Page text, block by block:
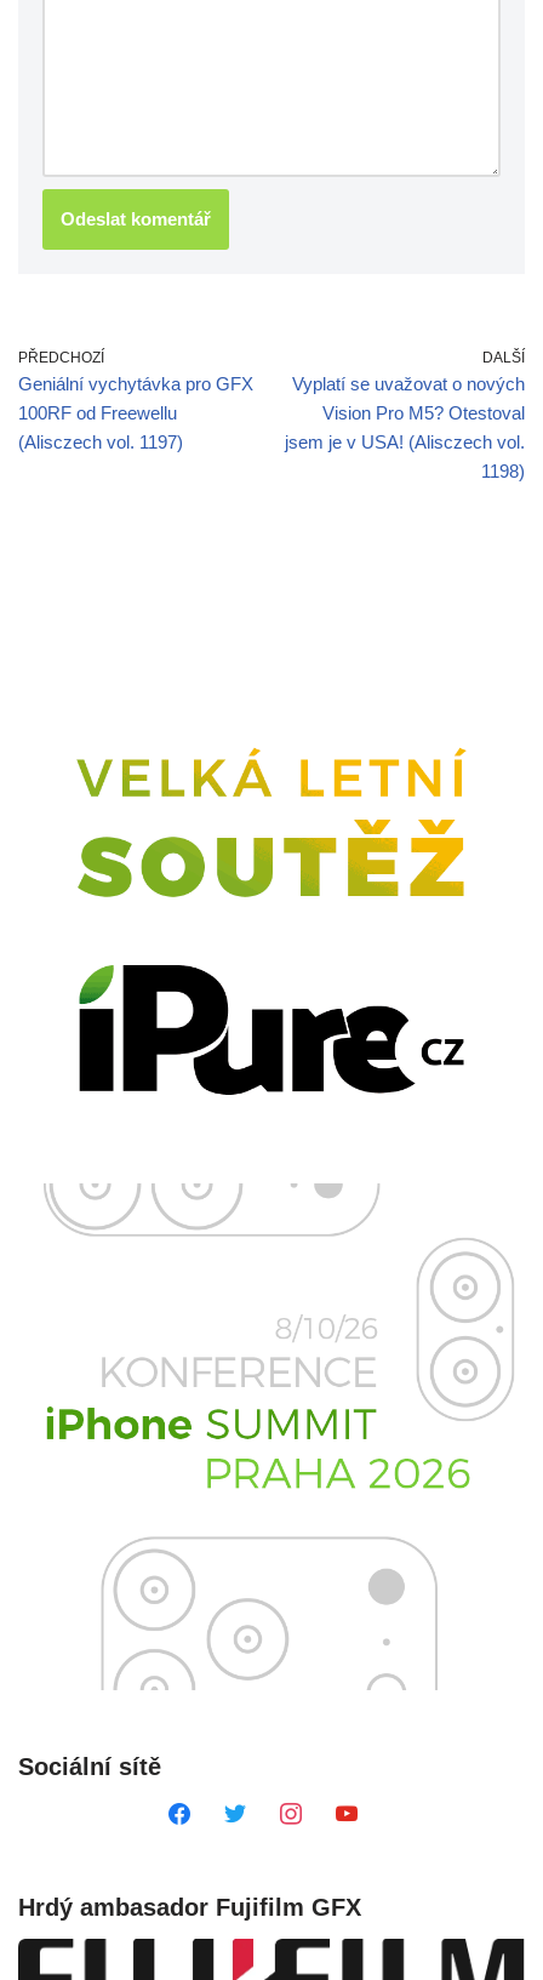
PŘEDCHOZÍ
Geniální vychytávka pro GFX
100RF od Freewellu
(Alisczech vol. 1197)
DALŠÍ
Vyplatí se uvažovat o nových
Vision Pro M5? Otestoval
jsem je v USA! (Alisczech vol.
1198)
Sociální sítě
Hrdý ambasador Fujifilm GFX